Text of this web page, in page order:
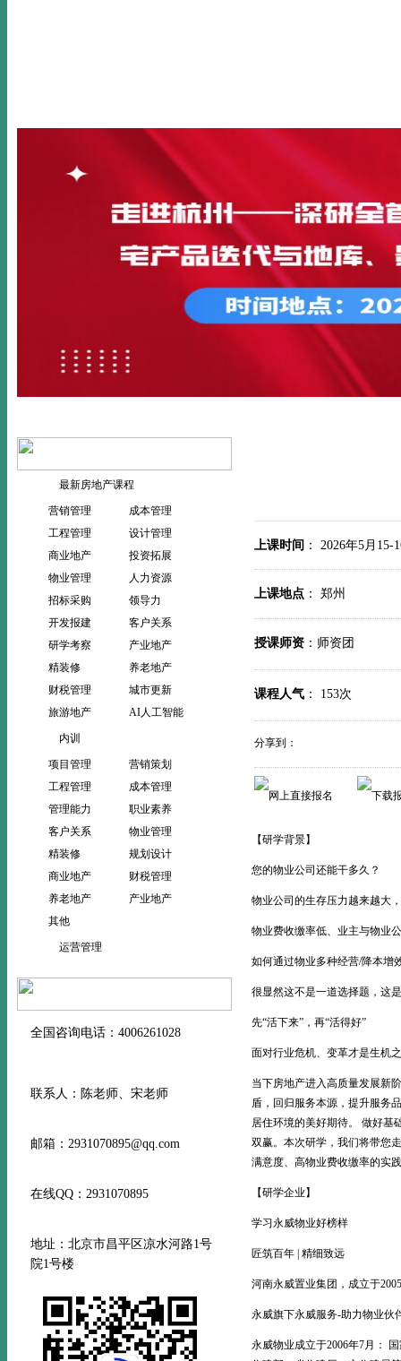
最新房地产课程
营销管理
成本管理
工程管理
设计管理
商业地产
投资拓展
物业管理
人力资源
招标采购
领导力
开发报建
客户关系
研学考察
产业地产
精装修
养老地产
财税管理
城市更新
旅游地产
AI人工智能
内训
项目管理
营销策划
工程管理
成本管理
管理能力
职业素养
客户关系
物业管理
精装修
规划设计
商业地产
财税管理
养老地产
产业地产
其他
运营管理
全国咨询电话：4006261028
联系人：陈老师、宋老师
邮箱：2931070895@qq.com
在线QQ：2931070895
地址：北京市昌平区凉水河路1号
院1号楼
上课时间 ： 2026年5月15-
上课地点： 郑
授课师资：师资团
课程人气： 153次
分享到：
【研学背景】
您的物业公司还能干多久？
物业公司的生存压力越来越大
物业费收缴率低、业主与物业
如何通过物业多种经营/降本增
很显然这不是一道选择题，这
先“活下来”，再“活得好”
面对行业危机、变革才是生机
当下房地产进入高质量发展新
盾，回归服务本源，提升服务
居住环境的美好期待。 做好基
双赢。本次研学，我们将带您
满意度、高物业费收缴率的实
【研学企业】
学习永威物业好榜样
匠筑百年 | 精细致远
河南永威置业集团，成立于
永威旗下永威服务-助力物业
永威物业成立于2006年7月：